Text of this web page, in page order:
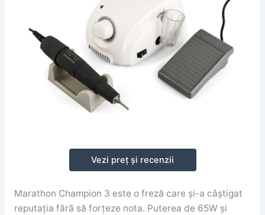
Vezi preț și recenzii
Marathon Champion 3 este o freză care și-a câștigat
reputația fără să forțeze nota. Puterea de 65W și